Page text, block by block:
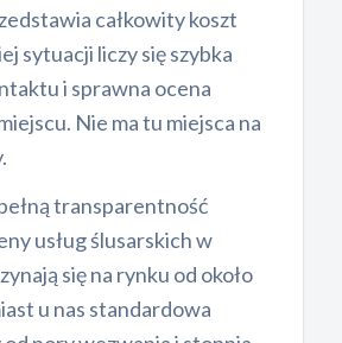
całkowity koszt
sytuacji liczy się szybka
i sprawna ocena
Nie ma tu miejsca na
transparentność
usług ślusarskich w
się na rynku od około
u nas standardowa